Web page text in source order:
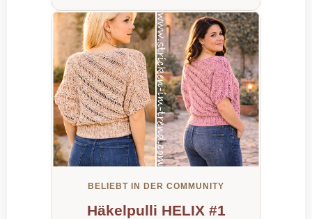
BELIEBT IN DER COMMUNITY
Häkelpulli HELIX #1